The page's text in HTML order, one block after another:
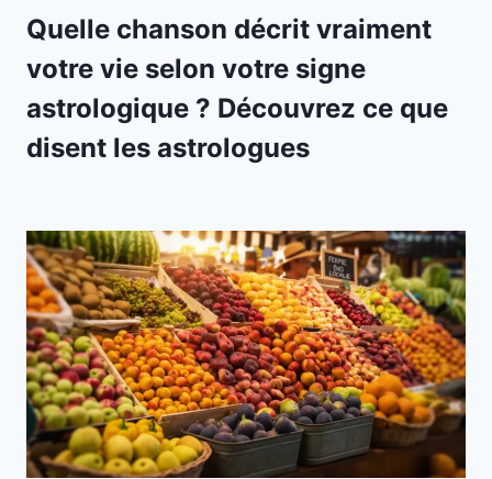
Quelle chanson décrit vraiment
votre vie selon votre signe
astrologique ? Découvrez ce que
disent les astrologues